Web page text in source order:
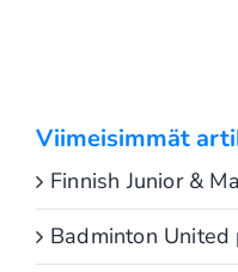
Viimeisimmät
Finnish Junior &
Badminton